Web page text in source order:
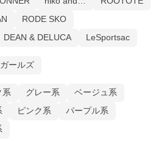
RODE SKO
DEAN & DELUCA LeSportsac
ガールズ
系 グレー系
ベージュ系
ピンク系
パープル系